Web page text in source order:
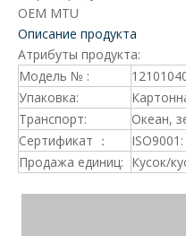
OEM MTU
Описание продукта
Атрибуты продукта:
Модель № :
Упаковка:
Транспорт:
Океан,
Сертификат ：
Продажа единиц: Кусок/